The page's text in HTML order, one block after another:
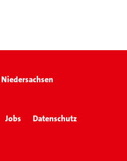
Jobs
Datenschutz